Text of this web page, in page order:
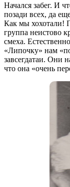
Начался забег. И
позади всех, да
Как мы хохотали!
группа неистово
смеха.
«Липочку» нам
завсегдатаи. Они
что она «очень